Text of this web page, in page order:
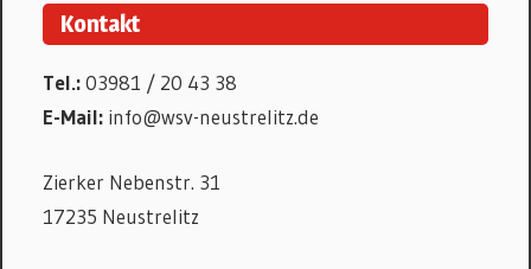
Kontakt
Tel.:03981 / 20 43 38
E-Mail: info@wsv-neustrelitz.de
Zierker Nebenstr. 31
17235 Neustrelitz